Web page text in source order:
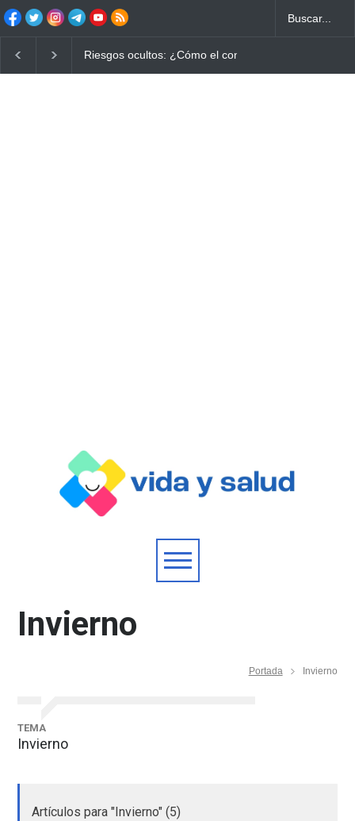
Ayuno Digital: La Estrategia Esencial para Mejorar tu
Invierno
Portada Invierno
TEMA
Invierno
Artículos para "Invierno" (5)